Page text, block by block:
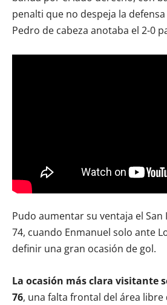
penalti que no despeja la
Pedro de cabeza anotaba el 2-0
Pudo aumentar su ventaja el
74, cuando Enmanuel solo ante
definir una gran ocasión de gol.
La ocasión más clara visitante
76, una falta frontal del área